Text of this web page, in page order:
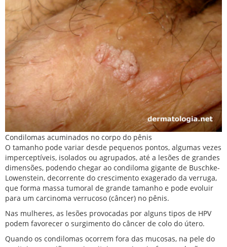
Condilomas acuminados no corpo do pênis
O tamanho pode variar desde pequenos pontos, algumas vezes
imperceptíveis, isolados ou agrupados, até a lesões de grandes
dimensões, podendo chegar ao condiloma gigante de Buschke-
Lowenstein, decorrente do crescimento exagerado da verruga,
que forma massa tumoral de grande tamanho e pode evoluir
para um carcinoma verrucoso (câncer) no pênis.
Nas mulheres, as lesões provocadas por alguns tipos de HPV
podem favorecer o surgimento do câncer de colo do útero.
Quando os condilomas ocorrem fora das mucosas, na pele do